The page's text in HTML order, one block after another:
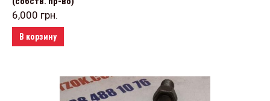
6,000 грн.
В корзину